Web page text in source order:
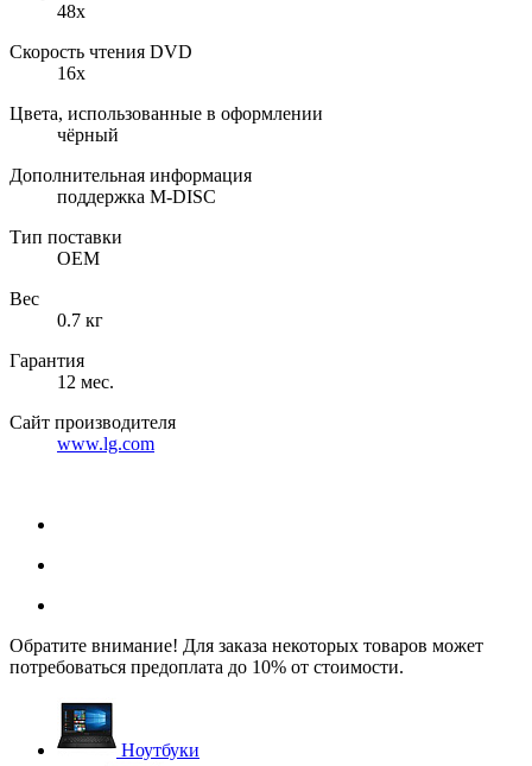
48x
Cкорость чтения DVD
16x
Цвета, использованные в оформлении
чёрный
Дополнительная информация
поддержка M-DISC
Тип поставки
OEM
Вес
0.7 кг
Гарантия
12 мес.
Сайт производителя
www.lg.com
Обратите внимание! Для заказа некоторых товаров может
потребоваться предоплата до 10% от стоимости.
Ноутбуки